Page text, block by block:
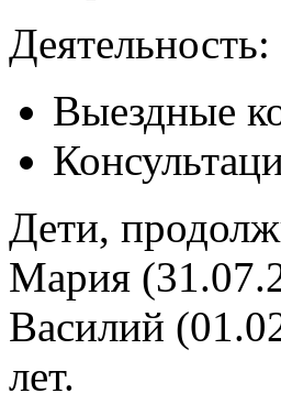
Деятельность:
Выездные
Дети,
Мария
Василий
лет.